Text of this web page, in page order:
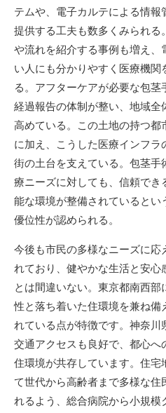
テムや、電子カルテによる情
提供する工夫も数多くみられ
や流れを紹介する事例も増え
い人にも分かりやすく医療機
る。アフターケアが必要な包
経過報告の体制が整い、地域
高めている。この土地の持つ都
に加え、こうした医療インフ
街の土台を支えている。包茎
療ニーズに対しても、信頼で
能な環境が整備されているとい
優位性が認められる。
今後も市民の多様なニーズに応
れており、健やかな生活と安心
とは間違いない。東京都南西
性と落ち着いた住環境を兼ね備
れている点が特徴です。神奈川
交通アクセスも良好で、都心
住環境が共存しています。住
て世代から高齢者まで多様な住
れるよう、総合病院から小規模